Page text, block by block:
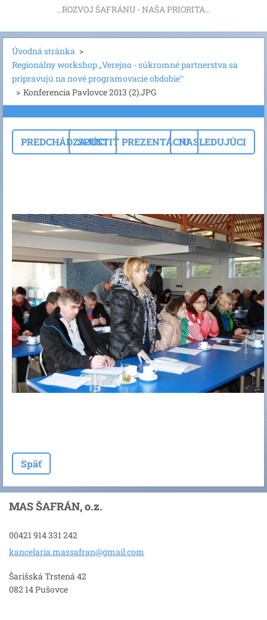
...ROZVOJ ŠAFRÁNU - NAŠA PRIORITA...
Úvodná stránka >
Regionálny workshop „Verejno - súkromné partnerstva sa
pripravujú na nové programovacie obdobie‟
> Konferencia Pavlovce 2013 (2).JPG
PREDCHÁDZAJÚCISPUSTIŤ PREZENTÁCIUNASLEDUJÚCI
Späť
MAS ŠAFRÁN, o.z.
00421 914 331 242
kancelaria.massafran@gmail.com
Šarišská Trstená 42
082 14 Pušovce